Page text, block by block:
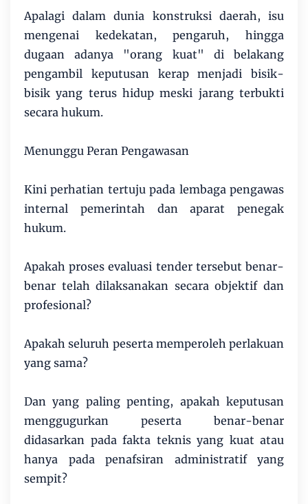
Apalagi dalam dunia konstruksi daerah, isu
mengenai kedekatan, pengaruh, hingga
dugaan adanya "orang kuat" di belakang
pengambil keputusan kerap menjadi bisik-
bisik yang terus hidup meski jarang terbukti
secara hukum.
Menunggu Peran Pengawasan
Kini perhatian tertuju pada lembaga pengawas
internal pemerintah dan aparat penegak
hukum.
Apakah proses evaluasi tender tersebut benar-
benar telah dilaksanakan secara objektif dan
profesional?
Apakah seluruh peserta memperoleh perlakuan
yang sama?
Dan yang paling penting, apakah keputusan
menggugurkan peserta benar-benar
didasarkan pada fakta teknis yang kuat atau
hanya pada penafsiran administratif yang
sempit?